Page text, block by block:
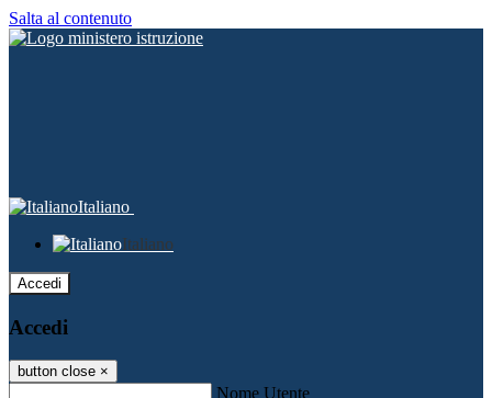
Salta al contenuto
Italiano
Italiano
Accedi
Accedi
button close ×
Nome Utente